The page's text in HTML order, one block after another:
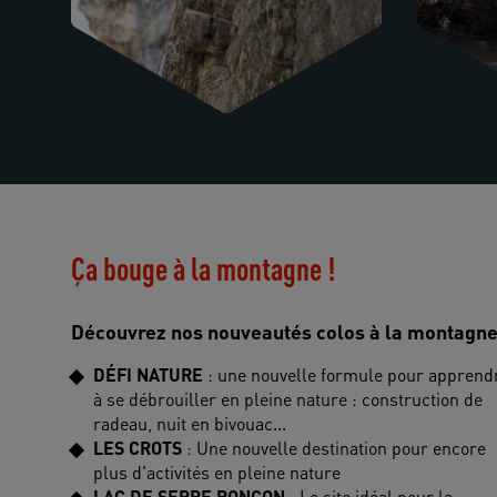
Ça bouge à la montagne !
Découvrez nos nouveautés colos à la
DÉFI NATURE : une nouvelle formule pour
à se débrouiller en pleine nature : construction de
radeau, nuit en bivouac...
LES CROTS : Une nouvelle destination pour encore
plus d'activités en pleine nature